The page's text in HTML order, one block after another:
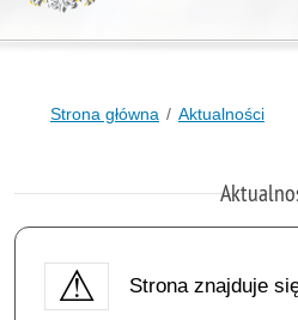
Strona główna Aktualności
Strona znajduje